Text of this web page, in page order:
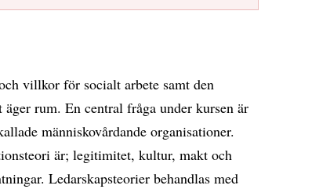
villkor för socialt arbete samt den
rum. En central fråga under kursen är
människovårdande organisationer.
är; legitimitet, kultur, makt och
Ledarskapsteorier behandlas med